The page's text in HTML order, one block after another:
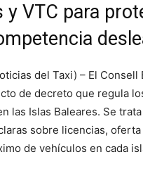
y VTC para
del Taxi) – El
de decreto que regula
las Islas Baleares. Se
sobre licencias,
de vehículos en cada